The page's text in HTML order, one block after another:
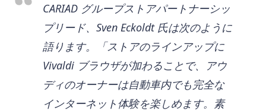
CARIAD グループストアパートナーシッ
プリード、Sven Eckoldt 氏は次のように
語ります。「ストアのラインアップに
Vivaldi ブラウザが加わることで、アウ
ディのオーナーは自動車内でも完全な
インターネット体験を楽しめます。素